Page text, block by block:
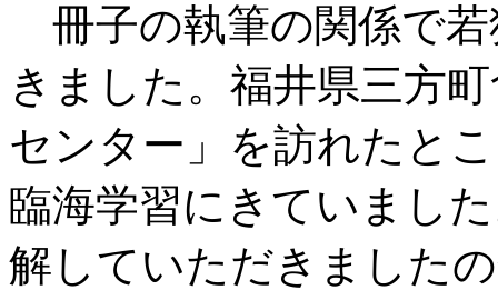
冊子の執筆の関係で若
きました。福井県三方
センター」を訪れたと
臨海学習にきていまし
解していただきました